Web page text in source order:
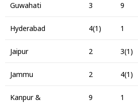
Guwahati 3 9
Hyderabad 4(1) 1
Jaipur 2 3(1)
Jammu 2 4(1)
Kanpur & 9 1